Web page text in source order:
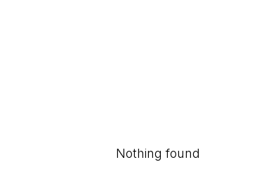
Nothing found